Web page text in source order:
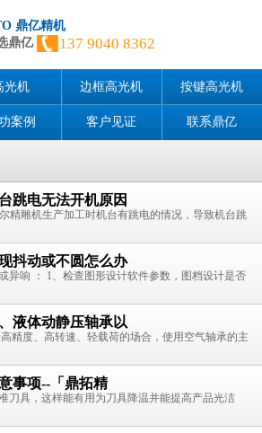
鼎亿精机
鼎亿
137 9040 8362
光机 边框高光机 按键高光机
案例 客户见证 联系鼎亿
跳电无法开机原因
精雕机生产加工时机台有跳电的情况，导致机台跳
抖动或不圆怎么办
异响 ： 1、检查图形设计软件参数，图档设计是否
液体动静压轴承以
精度、高转速、轻载荷的场合，使用空气轴承的主
事项--「鼎拓精
刀具，这样能有用为刀具降温并能提高产品光洁